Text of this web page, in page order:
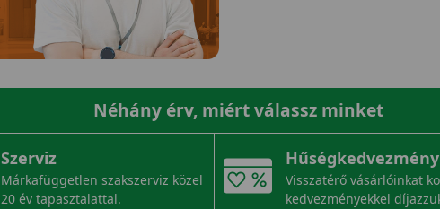
Néhány érv, miért válassz minket
Szerviz
Márkafüggetlen szakszerviz közel
20 év tapasztalattal.
Hűségkedvezmény
Visszatérő vásárlóinkat
kedvezményekkel